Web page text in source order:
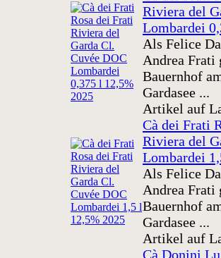
Riviera del
Lombardei
Als Felice
Andrea Frati
Bauernhof
Gardasee ...
Artikel auf
Cà dei Frati
Riviera del
Lombardei
Als Felice
Andrea Frati
Bauernhof
Gardasee ...
Artikel auf
Cà Donini